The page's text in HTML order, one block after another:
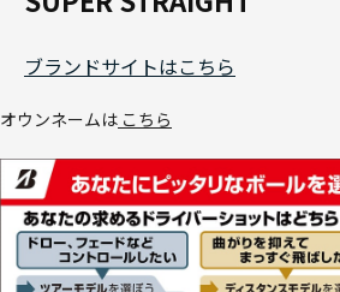
ブランドサイトはこちら
オウンネームは こちら